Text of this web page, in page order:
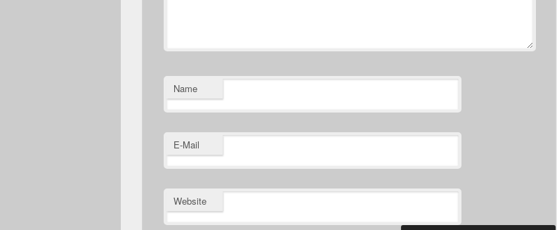
Name
E-Mail
Website